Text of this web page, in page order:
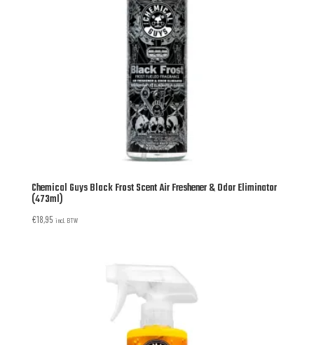
Chemical Guys Black Frost Scent Air Freshener & Odor Eliminator
(473ml)
€18,95 incl. BTW